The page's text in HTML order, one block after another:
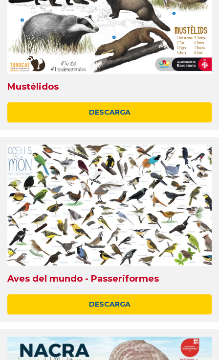
Mustélidos
DESCARGA
Aves del mundo - Passeriformes
DESCARGA